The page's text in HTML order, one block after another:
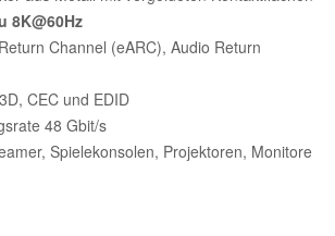
8K@60Hz
Channel (eARC), Audio Return
CEC und EDID
48 Gbit/s
Spielekonsolen, Projektoren, Monitore